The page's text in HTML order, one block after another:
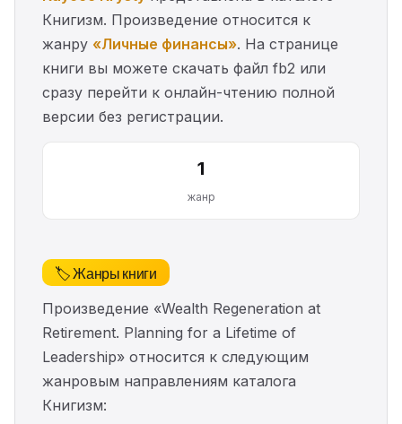
Книгизм. Произведение относится к
жанру «Личные финансы». На странице
книги вы можете скачать файл fb2 или
сразу перейти к онлайн-чтению полной
версии без регистрации.
1
жанр
🏷️ Жанры книги
Произведение «Wealth Regeneration at
Retirement. Planning for a Lifetime of
Leadership» относится к следующим
жанровым направлениям каталога
Книгизм: